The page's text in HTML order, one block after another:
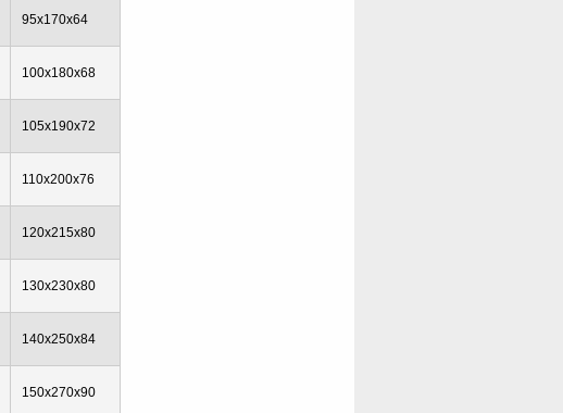
95x170x64
100x180x68
105x190x72
110x200x76
120x215x80
130x230x80
140x250x84
150x270x90